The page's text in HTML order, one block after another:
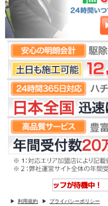
利用規約 プライバシーポリシー